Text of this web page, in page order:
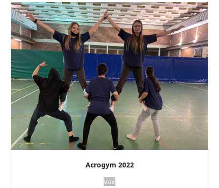
Acrogym 2022
Voir